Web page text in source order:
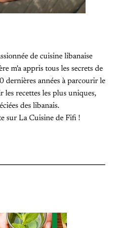
de cuisine libanaise
m'a appris tous les secrets de
dernières années à parcourir le
recettes les plus uniques,
des libanais.
sur La Cuisine de Fifi !